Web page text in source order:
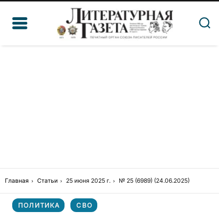
Главная Статьи 25 июня 2025 г. № 25 (6989) (24.06.2025)
ПОЛИТИКА СВО